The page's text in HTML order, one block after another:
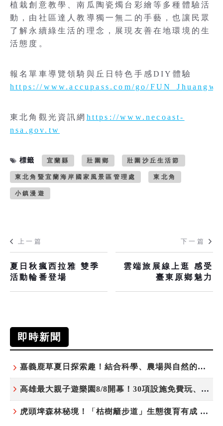
植栽創意教學、南瓜陶瓷燭台彩繪等多種體驗活
動，由社區達人教導獨一無二的手藝，也讓民眾
了解永續綠生活的理念，展現友善在地環境的生
活態度。
報名單車導覽領騎與丘日特色手感DIY體驗
https://www.accupass.com/go/
東北角觀光資訊網 https://www.necoast-
nsa.gov.tw
標籤 宜蘭縣 壯圍鄉 壯圍沙丘生活節
東北角暨宜蘭海岸國家風景區管理處 東北角
小鎮漫遊
上一篇
夏日秋瘋西拉雅 雙季
活動輪番登場
下一篇
雲端旅展線上逛 感受
臺東原鄉魅力
即時新聞
嘉義鹿草夏日探索趣！結合科學、農場與自然的親子小旅行
高雄最大親子遊樂園8/8開幕！30項設施免費玩、YOYO家族嗨翻暑假
虎頭埤森林秘境！「枯樹籬步道」生態復育有成 走進大自然生命教室